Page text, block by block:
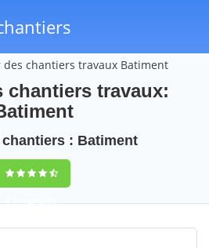
des chantiers travaux Batiment
chantiers travaux:
: Batiment
9,5(100%)85
votes